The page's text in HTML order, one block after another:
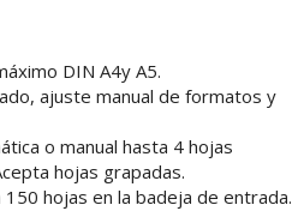
DIN A4y A5.
ajuste manual de formatos y
o manual hasta 4 hojas
hojas grapadas.
150 hojas en la badeja de entrada.